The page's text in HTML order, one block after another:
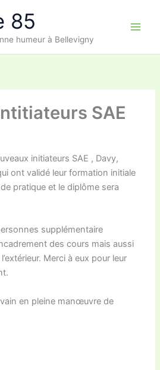
85
humeur à Bellevigny
SAE
initiateurs SAE , Davy,
ont validé leur formation initiale
pratique et le diplôme sera
supplémentaire
des cours mais aussi
Merci à eux pour leur
en pleine manœuvre de